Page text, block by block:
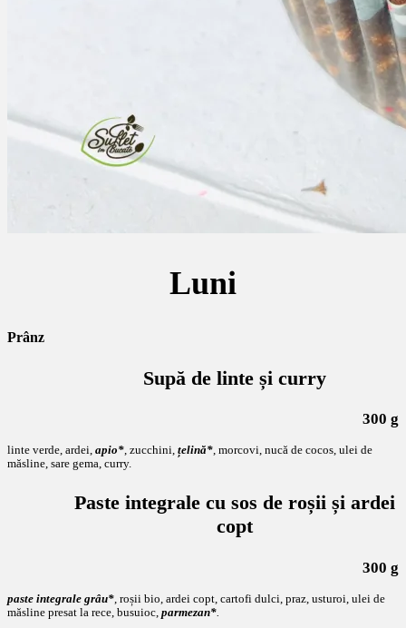
Luni
Prânz
Supă de linte și curry
300 g
linte verde, ardei, apio*, zucchini, țelină*, morcovi, nucă de cocos, ulei de
măsline, sare gema, curry.
Paste integrale cu sos de roșii și ardei
copt
300 g
paste integrale grâu* , roșii bio, ardei copt, cartofi dulci, praz, usturoi, ulei de
măsline presat la rece, busuioc, parmezan*